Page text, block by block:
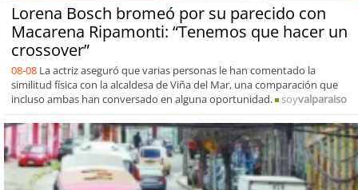
Lorena Bosch bromeó por su parecido con
Macarena Ripamonti: “Tenemos que hacer un
crossover”
08-08 La actriz aseguró que varias personas le han comentado la
similitud física con la alcaldesa de Viña del Mar, una comparación que
incluso ambas han conversado en alguna oportunidad.
soyvalparaiso